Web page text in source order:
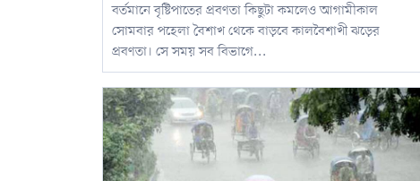
বর্তমানে বৃষ্টিপাতের প্রবণতা কিছুটা কমলেও আগামীকাল
সোমবার পহেলা বৈশাখ থেকে বাড়বে কালবৈশাখী ঝড়ের
প্রবণতা। সে সময় সব বিভাগে...